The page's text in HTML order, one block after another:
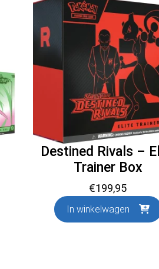
Destined Rivals –
Trainer Box
€199,95
In winkelwagen